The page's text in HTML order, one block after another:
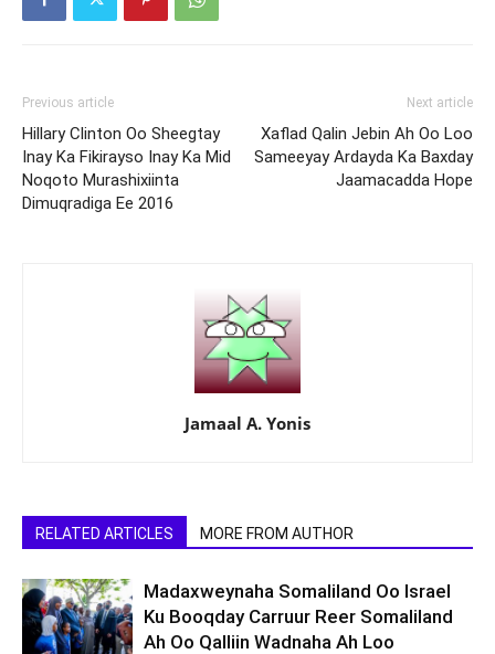
Previous article
Hillary Clinton Oo Sheegtay
Inay Ka Fikirayso Inay Ka Mid
Noqoto Murashixiinta
Dimuqradiga Ee 2016
Next article
Xaflad Qalin Jebin Ah Oo Loo
Sameeyay Ardayda Ka Baxday
Jaamacadda Hope
Jamaal A. Yonis
RELATED ARTICLES MORE FROM AUTHOR
Madaxweynaha Somaliland Oo Israel
Ku Booqday Carruur Reer Somaliland
Ah Oo Qalliin Wadnaha Ah Loo